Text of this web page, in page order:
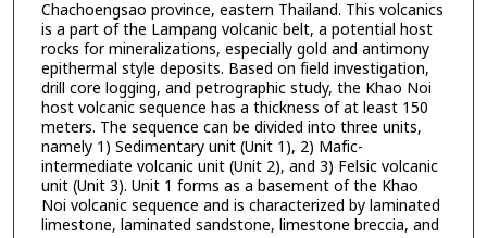
Chachoengsao province, eastern Thailand. This volcanics
is a part of the Lampang volcanic belt, a potential host
rocks for mineralizations, especially gold and antimony
epithermal style deposits. Based on field investigation,
drill core logging, and petrographic study, the Khao Noi
host volcanic sequence has a thickness of at least 150
meters. The sequence can be divided into three units,
namely 1) Sedimentary unit (Unit 1), 2) Mafic-
intermediate volcanic unit (Unit 2), and 3) Felsic volcanic
unit (Unit 3). Unit 1 forms as a basement of the Khao
Noi volcanic sequence and is characterized by laminated
limestone, laminated sandstone, limestone breccia, and